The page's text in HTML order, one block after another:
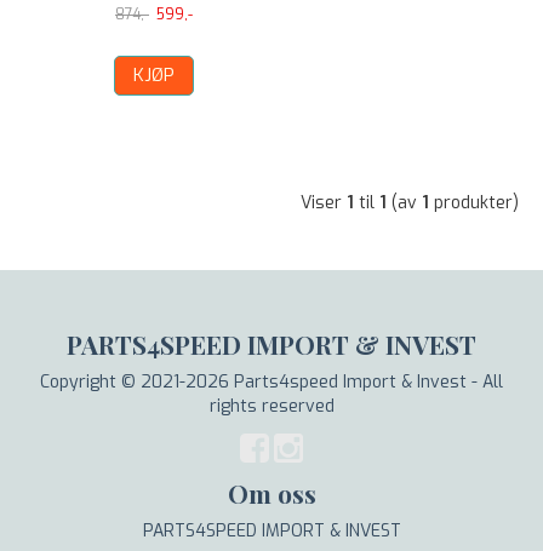
874,- 599,-
KJØP
Viser 1 til 1 (av 1 produkter)
PARTS4SPEED IMPORT & INVEST
Copyright © 2021-2026 Parts4speed Import & Invest - All
rights reserved
Om oss
PARTS4SPEED IMPORT & INVEST